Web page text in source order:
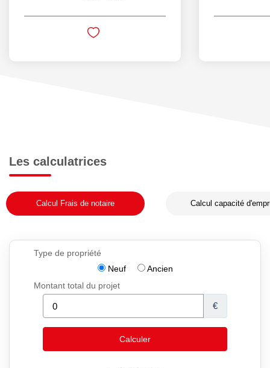
Les calculatrices
Calcul Frais de notaire Calcul capacité